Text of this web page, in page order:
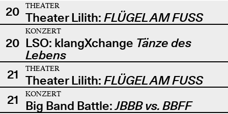
20
THEATER
Theater Lilith: FLÜGEL AM FUSS
20
KONZERT
LSO: klangXchange Tänze des
Lebens
21
THEATER
Theater Lilith: FLÜGEL AM FUSS
21
KONZERT
Big Band Battle:JBBB vs. BBFF